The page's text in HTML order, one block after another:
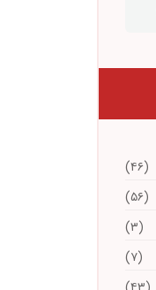
(۴۶)
(۵۶)
(۳)
(۷)